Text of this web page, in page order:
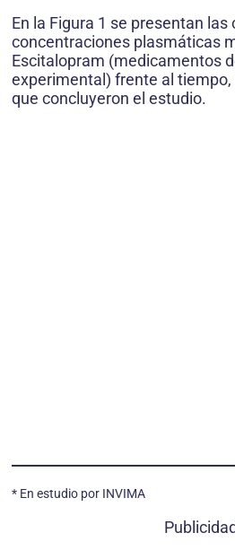
En la Figura 1 se presentan las
concentraciones plasmáticas
Escitalopram (medicamentos
experimental) frente al
que concluyeron el estudio.
* En estudio por INVIMA